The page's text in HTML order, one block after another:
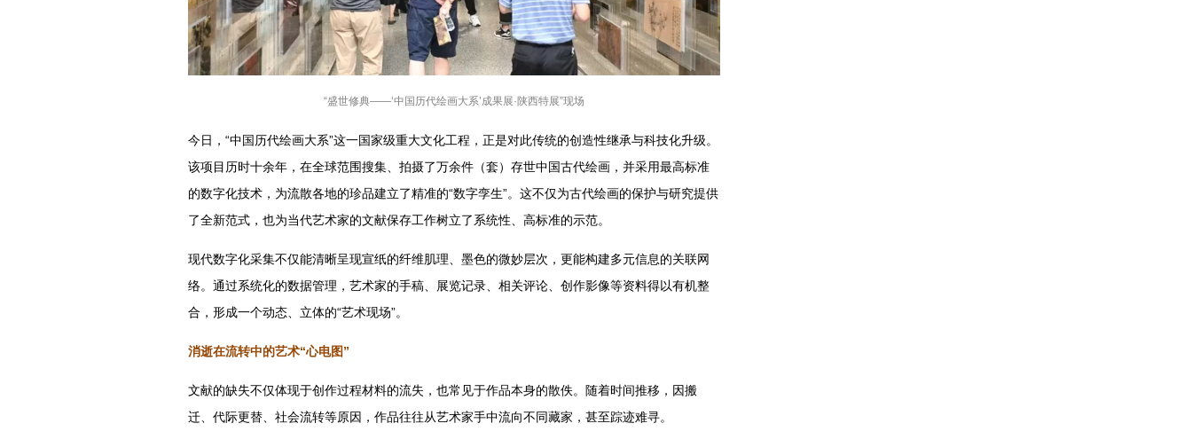
“盛世修典——‘中国历代绘画大系’成果展·陕西特展”现场
今日，“中国历代绘画大系”这一国家级重大文化工程，正是对此传统的创造性继承与科技化升级。
该项目历时十余年，在全球范围搜集、拍摄了万余件（套）存世中国古代绘画，并采用最高标准
的数字化技术，为流散各地的珍品建立了精准的“数字孪生”。这不仅为古代绘画的保护与研究提供
了全新范式，也为当代艺术家的文献保存工作树立了系统性、高标准的示范。
现代数字化采集不仅能清晰呈现宣纸的纤维肌理、墨色的微妙层次，更能构建多元信息的关联网
络。通过系统化的数据管理，艺术家的手稿、展览记录、相关评论、创作影像等资料得以有机整
合，形成一个动态、立体的“艺术现场”。
消逝在流转中的艺术“心电图”
文献的缺失不仅体现于创作过程材料的流失，也常见于作品本身的散佚。随着时间推移，因搬
迁、代际更替、社会流转等原因，作品往往从艺术家手中流向不同藏家，甚至踪迹难寻。